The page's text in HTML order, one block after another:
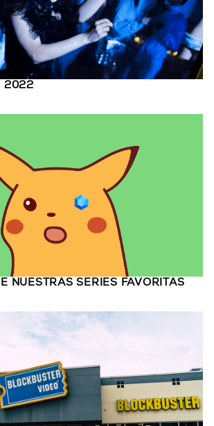
2022
NUESTRAS SERIES FAVORITAS